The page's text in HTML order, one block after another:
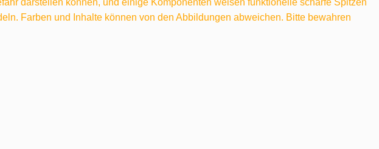
Farben und Inhalte können von den Abbildungen abweichen. Bitte bewahren